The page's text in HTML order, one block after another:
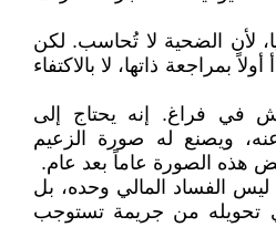
لأن الضحية لا تُحاسب. لكن
بمراجعة ذاتها، لا بالاكتفاء
في فراغ. إنه يحتاج إلى
ويصنع له صورة الزعيم
هذه الصورة عاماً بعد عام.
الفساد المالي وحده، بل
تحويله من جريمة تستوجب